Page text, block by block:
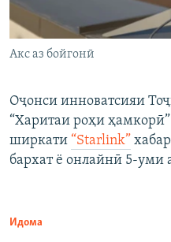
Акс аз бойгонӣ
Оҷонси инноватсияи
“Харитаи роҳи
ширкати “Starlink”
бархат ё онлайнӣ 5-уми
Идома